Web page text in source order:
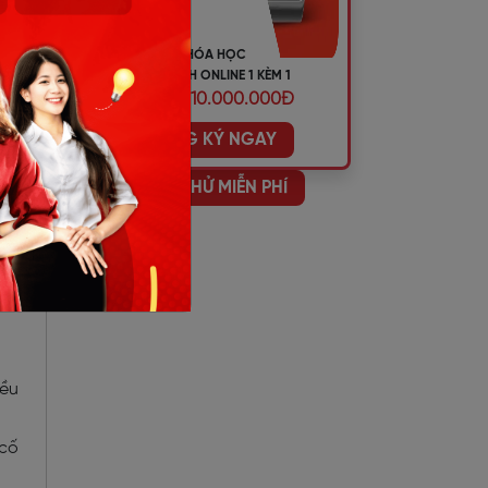
KHÓA HỌC
TIẾNG ANH ONLINE 1 KÈM 1
ƯU ĐÃI 10.000.000Đ
ĐĂNG KÝ NGAY
HỌC THỬ MIỄN PHÍ